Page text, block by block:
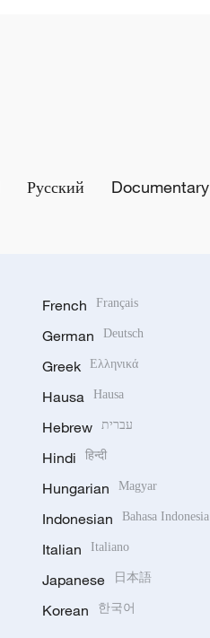
Русский Documentary
French Français
German Deutsch
Greek Ελληνικά
Hausa Hausa
Hebrew עברית
Hindi हिन्दी
Hungarian Magyar
Indonesian Bahasa Indonesia
Italian Italiano
Japanese 日本語
Korean 한국어